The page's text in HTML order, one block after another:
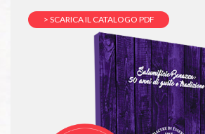
> SCARICA IL CATALOGO PDF